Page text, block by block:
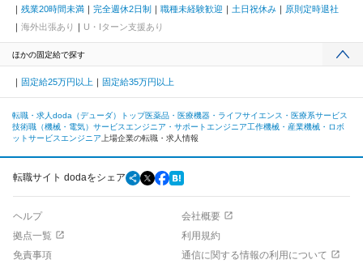
残業20時間未満
完全週休2日制 職種未経験歓迎 土日祝休み
原則定時退社
海外出張あり
U・Iターン支援あり
ほかの固定給で探す
固定給25万円以上 固定給35万円以上
転職・求人doda（デューダ）トップ医薬品・医療機器・ライフサイエンス・医療系サービス
技術職（機械・電気） サービスエンジニア・サポートエンジニア工作機械・産業機械・ロボ
ットサービスエンジニア 上場企業の転職・求人情報
転職サイト dodaをシェア
ヘルプ
会社概要
拠点一覧
利用規約
免責事項
通信に関する情報の利用について